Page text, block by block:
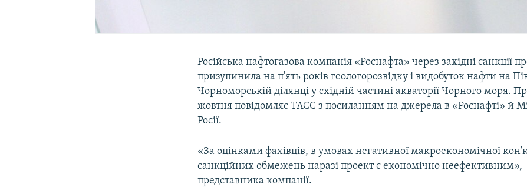
Російська нафтогазова компанія «Роснафта» через західні санкції
призупинила на п'ять років геологорозвідку і видобуток нафти на
Чорноморській ділянці у східній частині акваторії Чорного моря.
жовтня повідомляє ТАСС з посиланням на джерела в «Роснафті» й
Росії.
«За оцінками фахівців, в умовах негативної макроекономічної
санкційних обмежень наразі проект є економічно неефективним»,
представника компанії.